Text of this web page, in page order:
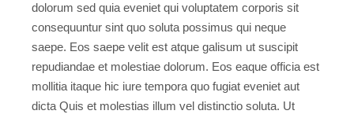
dolorum sed quia eveniet qui voluptatem corporis sit
consequuntur sint quo soluta possimus qui neque
saepe. Eos saepe velit est atque galisum ut suscipit
repudiandae et molestiae dolorum. Eos eaque officia est
mollitia itaque hic iure tempora quo fugiat eveniet aut
dicta Quis et molestias illum vel distinctio soluta. Ut